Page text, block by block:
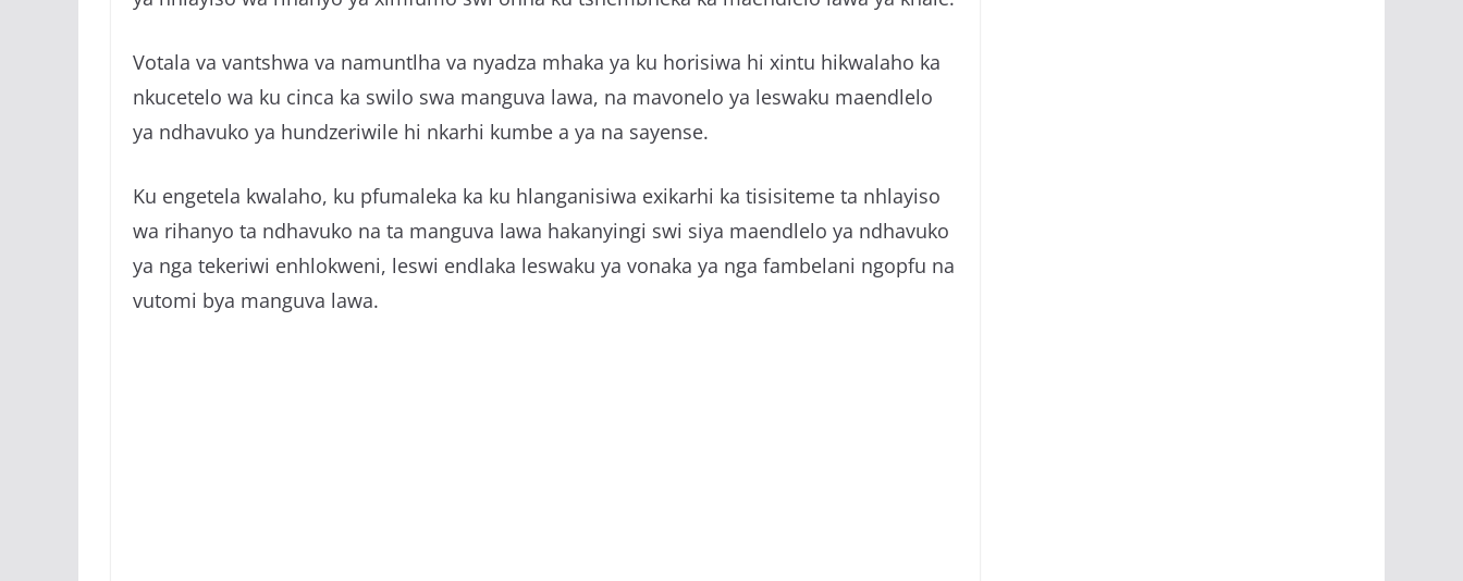
Votala va vantshwa va namuntlha va nyadza mhaka ya ku horisiwa hi xintu hikwalaho ka
nkucetelo wa ku cinca ka swilo swa manguva lawa, na mavonelo ya leswaku maendlelo
ya ndhavuko ya hundzeriwile hi nkarhi kumbe a ya na sayense.
Ku engetela kwalaho, ku pfumaleka ka ku hlanganisiwa exikarhi ka tisisiteme ta nhlayiso
wa rihanyo ta ndhavuko na ta manguva lawa hakanyingi swi siya maendlelo ya ndhavuko
ya nga tekeriwi enhlokweni, leswi endlaka leswaku ya vonaka ya nga fambelani ngopfu na
vutomi bya manguva lawa.